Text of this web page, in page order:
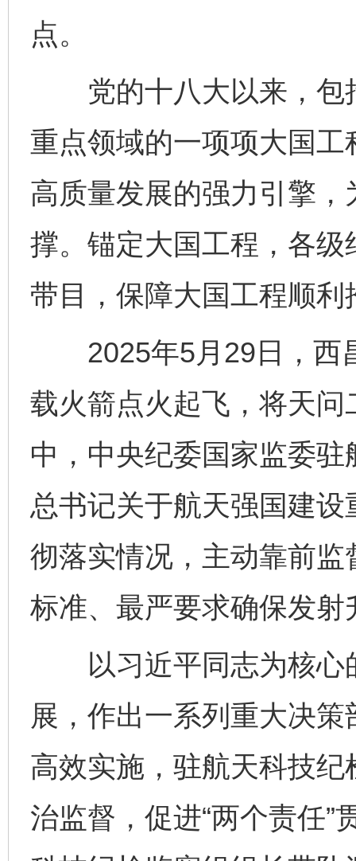
点。
党的十八大以来，包
重点领域的一项项大国
高质量发展的强力引擎
撑。锚定大国工程，各级
带目，保障大国工程顺利
2025年5月29日，西
载火箭点火起飞，将天
中，中央纪委国家监委
总书记关于航天强国建
彻落实情况，主动靠前
标准、最严要求确保发射
以习近平同志为核心
展，作出一系列重大决
高效实施，驻航天科技纪
治监督，促进“两个责任